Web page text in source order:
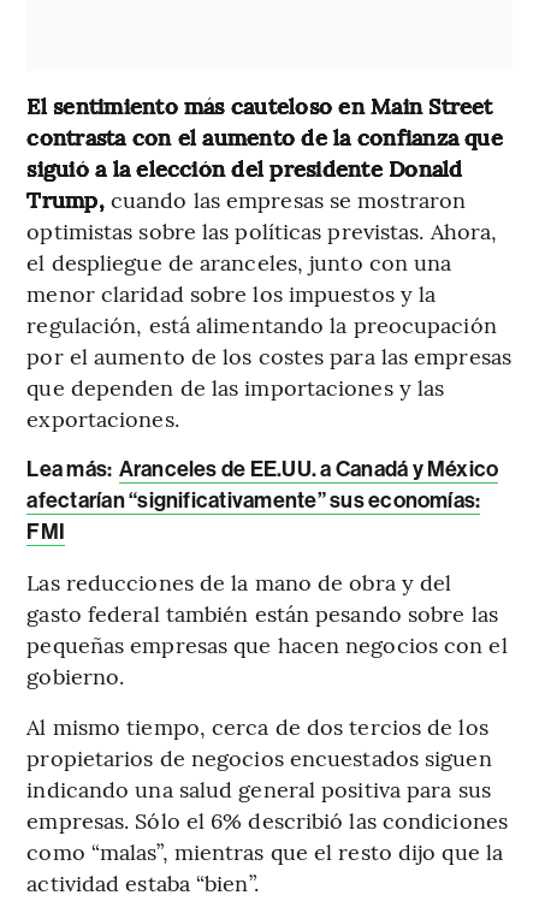
El sentimiento más cauteloso en Main Street
contrasta con el aumento de la confianza que
siguió a la elección del presidente Donald
Trump,cuando las empresas se mostraron
optimistas sobre las políticas previstas. Ahora,
el despliegue de aranceles, junto con una
menor claridad sobre los impuestos y la
regulación, está alimentando la preocupación
por el aumento de los costes para las empresas
que dependen de las importaciones y las
exportaciones.
Lea más: Aranceles de EE.UU. a Canadá y México
afectarían “significativamente” sus economías:
FMI
Las reducciones de la mano de obra y del
gasto federal también están pesando sobre las
pequeñas empresas que hacen negocios con el
gobierno.
Al mismo tiempo, cerca de dos tercios de los
propietarios de negocios encuestados siguen
indicando una salud general positiva para sus
empresas. Sólo el 6% describió las condiciones
como “malas”, mientras que el resto dijo que la
actividad estaba “bien”.